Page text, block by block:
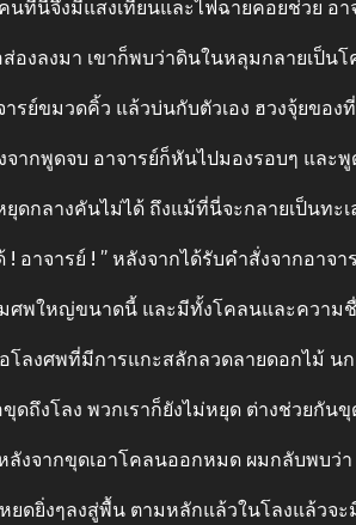
นที่นี่จึงมีแสงเทียนและไฟฉายคอยช่วย อา
ส่องลงมา เขาก็พบว่าดินในหลุมกลายเป็
ารย์ขมวดคิ้ว แล้วบ่นกับตัวเอง ฮวงจุ้ยของ
จากพูดจบ อาจารย์ก็หันไปมองรอบๆ และ
ยุดกลางคันไม่ได้ ถึงแม้ที่นี่จะกลายเป็นทะ
! อาจารย์ ! ” หลังจากได้รับคําสั่งจากอ
ศพใหญ่ขนาดนี้ และมีทั้งโคลนและความ
โลงศพที่มีการแกะสลักลวดลายดอกไม้ น
ขุดถึงโลง พวกเราก็ยังไม่หยุด ต่างช่วยกัน
ลังจากขุดเอาโคลนออกหมด ผมกลับพบว่
ยดยิ่งๆลงสู่พื้น ตามหลักแล้วในโลงแล้วจะ